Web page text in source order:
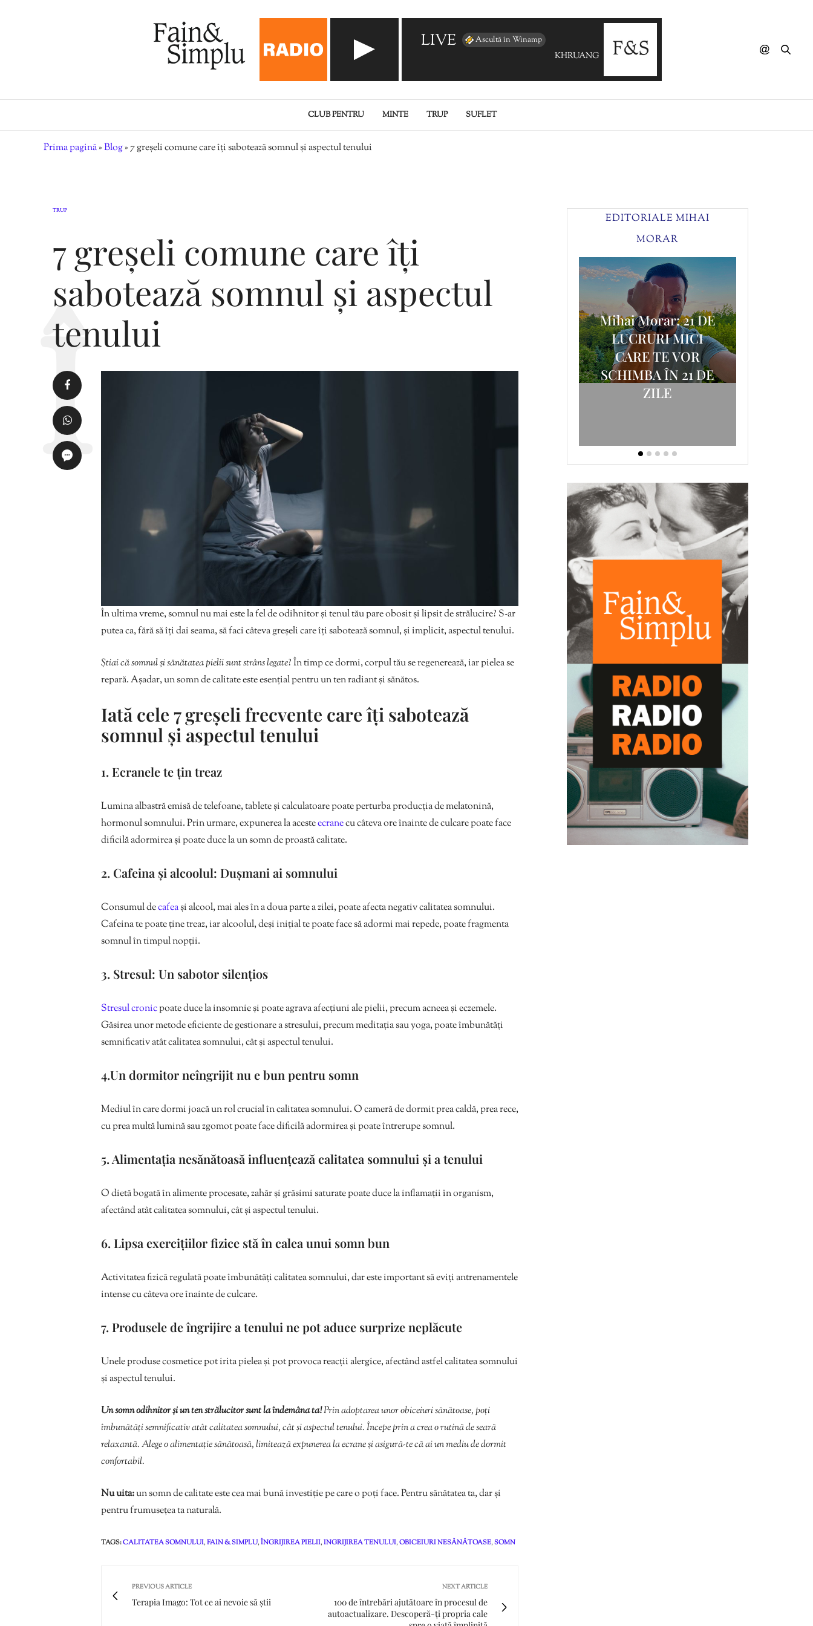
LIVE Ascultă în Winamp
KHRUANGBIN - May Ninth
CLUB PENTRU MINTE TRUP SUFLET
Prima pagină»Blog»7 greșeli comune care îți sabotează somnul și aspectul tenului
TRUP
7 greșeli comune care îți
sabotează somnul și aspectul
tenului
În ultima vreme, somnul nu mai este la fel de odihnitor și tenul tău pare obosit și lipsit de strălucire? S-ar
putea ca, fără să îți dai seama, să faci câteva greșeli care îți sabotează somnul, și implicit, aspectul tenului.
Știai că somnul și sănătatea pielii sunt strâns legate? În timp ce dormi, corpul tău se regenerează, iar pielea se
repară. Așadar, un somn de calitate este esențial pentru un ten radiant și sănătos.
Iată cele 7 greșeli frecvente care îți sabotează
somnul și aspectul tenului
1. Ecranele te țin treaz
Lumina albastră emisă de telefoane, tablete și calculatoare poate perturba producția de melatonină,
hormonul somnului. Prin urmare, expunerea la acesteecranecu câteva ore înainte de culcare poate face
dificilă adormirea și poate duce la un somn de proastă calitate.
2. Cafeina și alcoolul: Dușmani ai somnului
Consumul decafeași alcool, mai ales în a doua parte a zilei, poate afecta negativ calitatea somnului.
Cafeina te poate ține treaz, iar alcoolul, deși inițial te poate face să adormi mai repede, poate fragmenta
somnul în timpul nopții.
3. Stresul: Un sabotor silențios
Stresul cronicpoate duce la insomnie și poate agrava afecțiuni ale pielii, precum acneea și eczemele.
Găsirea unor metode eficiente de gestionare a stresului, precum meditația sau yoga, poate îmbunătăți
semnificativ atât calitatea somnului, cât și aspectul tenului.
4.Un dormitor neîngrijit nu e bun pentru somn
Mediul în care dormi joacă un rol crucial în calitatea somnului. O cameră de dormit prea caldă, prea rece,
cu prea multă lumină sau zgomot poate face dificilă adormirea și poate întrerupe somnul.
5. Alimentația nesănătoasă influențează calitatea somnului și a tenului
O dietă bogată în alimente procesate, zahăr și grăsimi saturate poate duce la inflamații în organism,
afectând atât calitatea somnului, cât și aspectul tenului.
6. Lipsa exercițiilor fizice stă în calea unui somn bun
Activitatea fizică regulată poate îmbunătăți calitatea somnului, dar este important să eviți antrenamentele
intense cu câteva ore înainte de culcare.
7. Produsele de îngrijire a tenului ne pot aduce surprize neplăcute
Unele produse cosmetice pot irita pielea și pot provoca reacții alergice, afectând astfel calitatea somnului
și aspectul tenului.
Un somn odihnitor și un ten strălucitor sunt la îndemâna ta!Prin adoptarea unor obiceiuri sănătoase, poți
îmbunătăți semnificativ atât calitatea somnului, cât și aspectul tenului. Începe prin a crea o rutină de seară
relaxantă. Alege o alimentație sănătoasă, limitează expunerea la ecrane și asigură-te că ai un mediu de dormit
confortabil.
Nu uita:un somn de calitate este cea mai bună investiție pe care o poți face. Pentru sănătatea ta, dar și
pentru frumusețea ta naturală.
TAGS:CALITATEA SOMNULUI,FAIN & SIMPLU,ÎNGRIJIREA PIELII,INGRIJIREA TENULUI,OBICEIURI NESĂNĂTOASE,SOMN
PREVIOUS ARTICLE
Terapia Imago: Tot ce ai nevoie să știi
NEXT ARTICLE
100 de întrebări ajutătoare în procesul de
autoactualizare. Descoperă-ți propria cale
EDITORIALE MIHAI
MORAR
Mihai Morar: 21 DE
LUCRURI MICI
CARE TE VOR
SCHIMBA ÎN 21 DE
ZILE